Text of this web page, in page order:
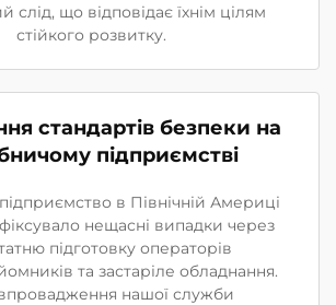
слід, що відповідає їхнім цілям
стійкого розвитку.
стандартів безпеки на
підприємстві
в Північній Америці
нещасні випадки через
підготовку операторів
та застаріле обладнання.
нашої служби